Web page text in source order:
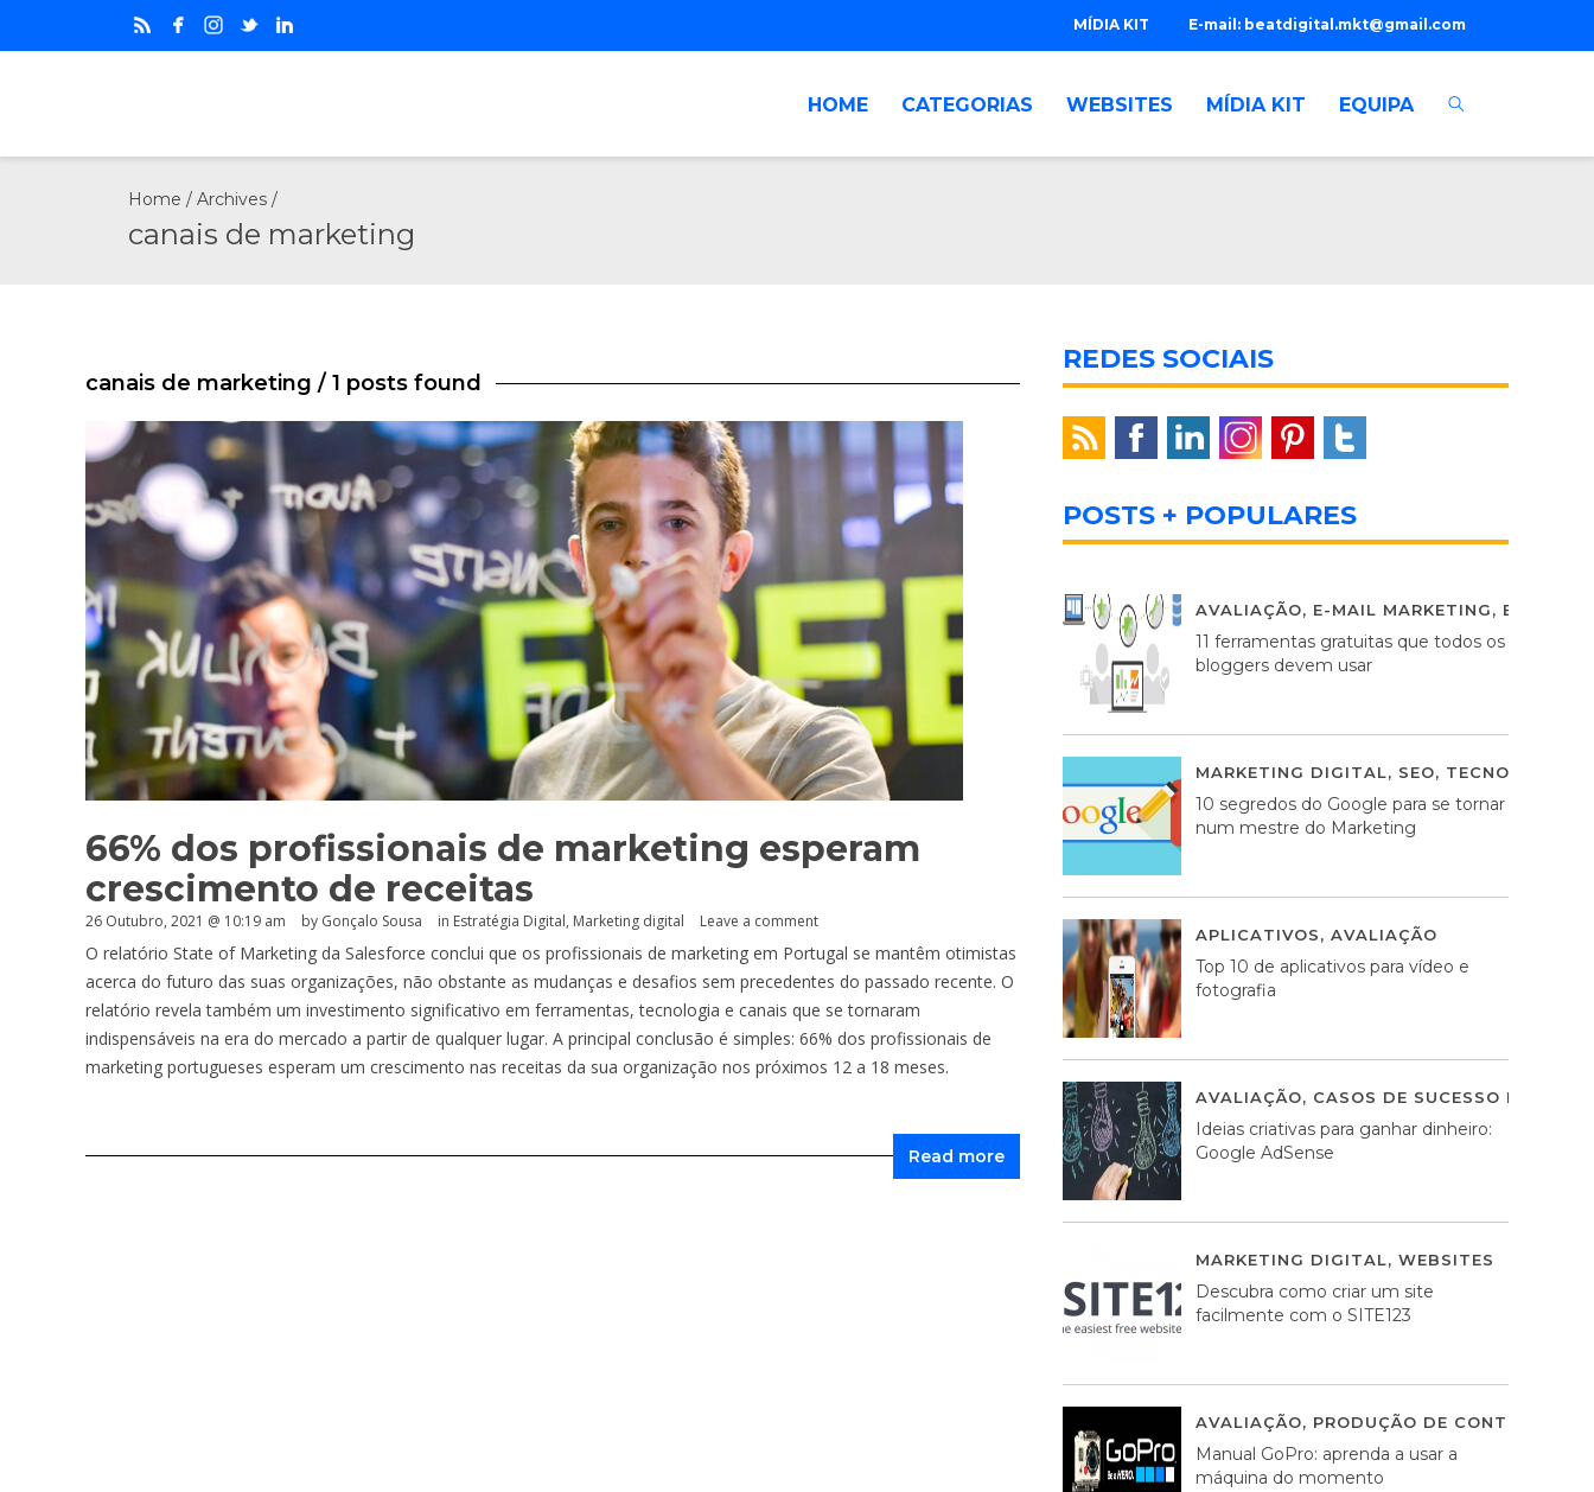
E-mail: beatdigital.mkt@gmail.com
MÍDIA KIT
HOME CATEGORIAS WEBSITES MÍDIA KIT EQUIPA
Home / Archives /
canais de marketing
canais de marketing / 1 posts found
66% dos profissionais de marketing esperam
crescimento de receitas
26 Outubro, 2021 @ 10:19 am by Gonçalo Sousa in Estratégia Digital, Marketing digital Leave a comment
O relatório State of Marketing da Salesforce conclui que os profissionais de marketing em Portugal se mantêm otimistas
acerca do futuro das suas organizações, não obstante as mudanças e desafios sem precedentes do passado recente. O
relatório revela também um investimento significativo em ferramentas, tecnologia e canais que se tornaram
indispensáveis na era do mercado a partir de qualquer lugar. A principal conclusão é simples: 66% dos profissionais de
marketing portugueses esperam um crescimento nas receitas da sua organização nos próximos 12 a 18 meses.
Read more
REDES SOCIAIS
POSTS + POPULARES
AVALIAÇÃO, E-MAIL MARKETING,
11 ferramentas gratuitas que todos os
bloggers devem usar
MARKETING DIGITAL, SEO, TECNOLOGIA
10 segredos do Google para se tornar
num mestre do Marketing
APLICATIVOS, AVALIAÇÃO
Top 10 de aplicativos para vídeo e
fotografia
AVALIAÇÃO, CASOS DE SUCESSO DE
Ideias criativas para ganhar dinheiro:
Google AdSense
MARKETING DIGITAL, WEBSITES
Descubra como criar um site
facilmente com o SITE123
AVALIAÇÃO, PRODUÇÃO DE CONTEÚDOS
Manual GoPro: aprenda a usar a
máquina do momento